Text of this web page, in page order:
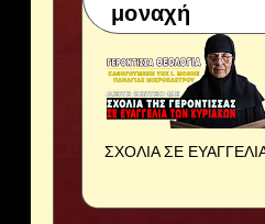
μοναχή
ΣΧΟΛΙΑ ΣΕ